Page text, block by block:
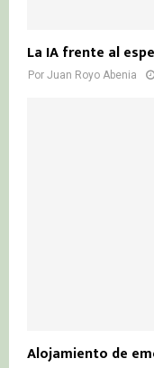
La IA frente al
Por Juan Royo Abenia
Alojamiento de